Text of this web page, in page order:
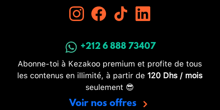
+212 6 888 73407
Abonne-toi à Kezakoo premium et profite de tous
les contenus en illimité, à partir de 120 Dhs / mois
seulement 😎
Voir nos offres